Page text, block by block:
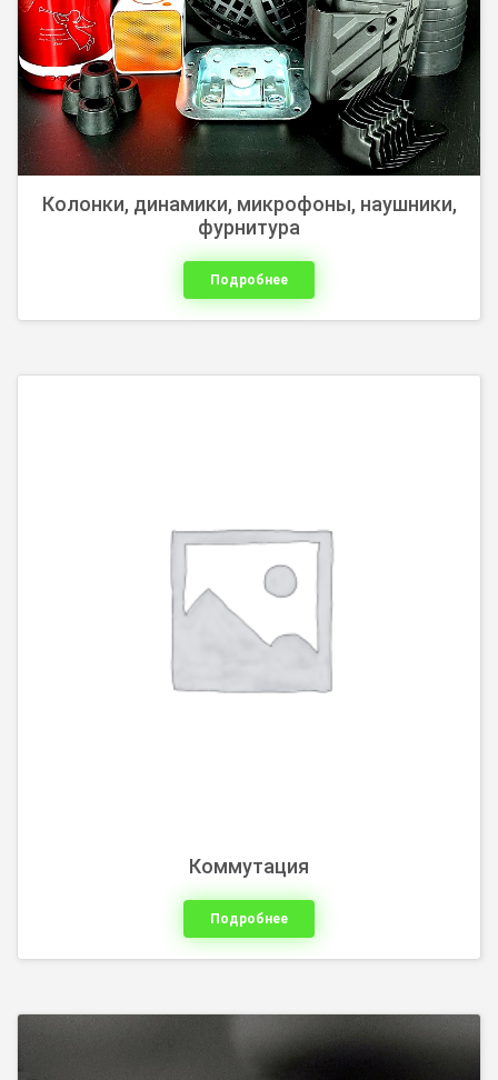
Колонки, динамики, микрофоны, наушники,
фурнитура
Подробнее
Коммутация
Подробнее